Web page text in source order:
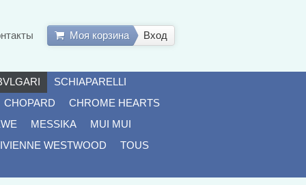
Моя корзина Вход
SCHIAPARELLI
CHOPARD
CHROME HEARTS
MESSIKA
MUI MUI
WESTWOOD
TOUS